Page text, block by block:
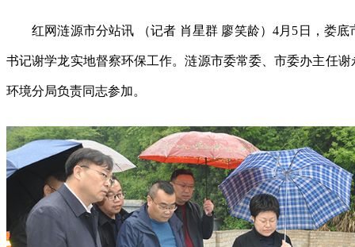
红网涟源市分站讯 （记者 肖星群 廖笑龄）4月5日，娄
书记谢学龙实地督察环保工作。涟源市委常委、市委办主任
环境分局负责同志参加。